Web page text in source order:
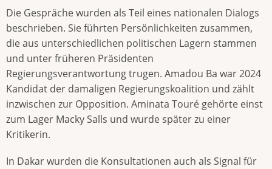
Die Gespräche wurden als Teil eines nationalen Dialogs
beschrieben. Sie führten Persönlichkeiten zusammen,
die aus unterschiedlichen politischen Lagern stammen
und unter früheren Präsidenten
Regierungsverantwortung trugen. Amadou Ba war 2024
Kandidat der damaligen Regierungskoalition und zählt
inzwischen zur Opposition. Aminata Touré gehörte einst
zum Lager Macky Salls und wurde später zu einer
Kritikerin.
In Dakar wurden die Konsultationen auch als Signal für